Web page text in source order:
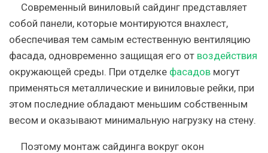
Современный виниловый сайдинг представляет
собой панели, которые монтируются внахлест,
обеспечивая тем самым естественную вентиляцию
фасада, одновременно защищая его от воздействия
окружающей среды. При отделке фасадов могут
применяться металлические и виниловые рейки, при
этом последние обладают меньшим собственным
весом и оказывают минимальную нагрузку на стену.
Поэтому монтаж сайдинга вокруг окон